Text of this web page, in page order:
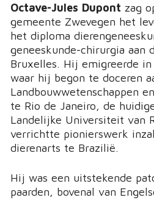
Octave-Jules Dupont zag
gemeente Zwevegen het
het diploma
geneeskunde-chirurgia aan
Bruxelles. Hij emigreerde in
waar hij begon te doceren
Landbouwwetenschappen
te Rio de Janeiro, de
Landelijke Universiteit van
verrichtte pionierswerk
dierenarts te Brazilië.
Hij was een uitstekende
paarden, bovenal van